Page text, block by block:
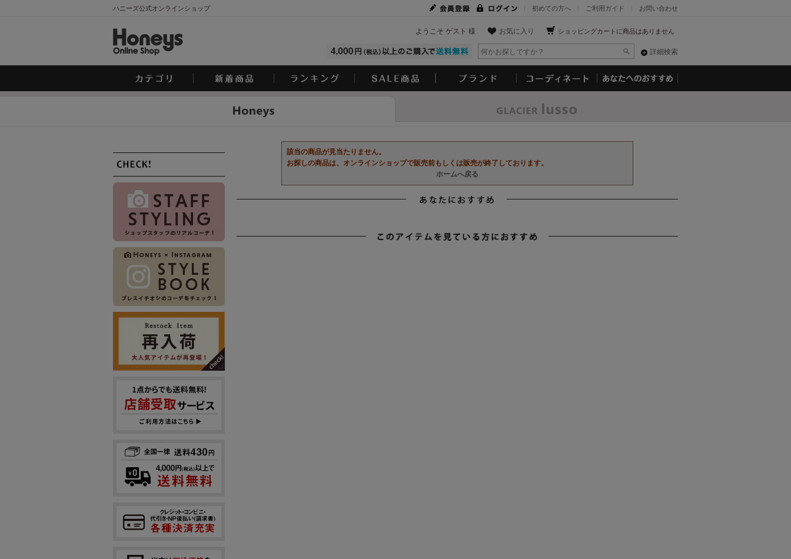
ハニーズ公式オンラインショップ お問い合わせ
ご利用ガイド
初めての方へ
ショッピングカートに商品はありません
お気に入り
ようこそ ゲスト 様
詳細検索
該当の商品が見当たりません。
お探しの商品は、オンラインショップで販売前もしくは販売が終了しております。
ホームへ戻る